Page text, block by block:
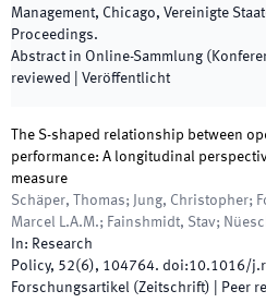
Management, Chicago, Vereinigte
Proceedings.
Abstract in Online-Sammlung
reviewed
Veröffentlicht
The S-shaped relationship between
performance: A longitudinal
measure
Schäper, Thomas; Jung, Christopher;
Marcel L.A.M.; Fainshmidt, Stav;
In: Research
Policy, 52(6), 104764. doi:10.1016/
Forschungsartikel (Zeitschrift) | Peer